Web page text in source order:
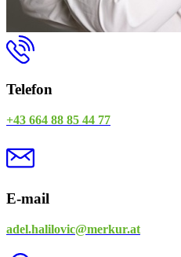
Telefon
+43 664 88 85 44 77
E-mail
adel.halilovic@merkur.at